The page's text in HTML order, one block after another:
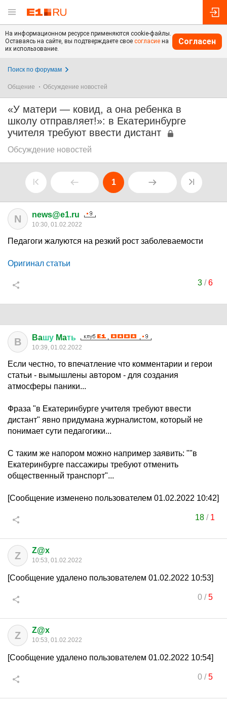
На информационном ресурсе применяются cookie-файлы.
Оставаясь на сайте, вы подтверждаете свое согласие на
их использование.
Согласен
Поиск по форумам
Общение Обсуждение новостей
«У матери — ковид, а она ребенка в
школу отправляет!»: в Екатеринбурге
учителя требуют ввести дистант
Обсуждение новостей
1
N news@e1.ru
10:30, 01.02.2022
Педагоги жалуются на резкий рост заболеваемости
Оригинал статьи
3/6
B Baшу Maть
10:39, 01.02.2022
Если честно, то впечатление что комментарии и герои
статьи - вымышлены автором - для создания
атмосферы паники...
Фраза "в Екатеринбурге учителя требуют ввести
дистант" явно придумана журналистом, который не
понимает сути педагогики...
С таким же напором можно например заявить: ""в
Екатеринбурге пассажиры требуют отменить
общественный транспорт"...
[Сообщение изменено пользователем 01.02.2022 10:42]
18 / 1
Z Z@x
10:53, 01.02.2022
[Сообщение удалено пользователем 01.02.2022 10:53]
0/5
Z Z@x
10:53, 01.02.2022
[Сообщение удалено пользователем 01.02.2022 10:54]
0/5